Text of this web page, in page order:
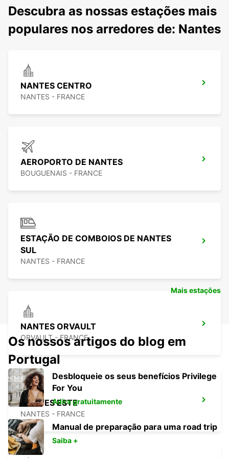
Descubra as nossas estações mais
populares nos arredores de: Nantes
NANTES CENTRO
NANTES - FRANCE
AEROPORTO DE NANTES
BOUGUENAIS - FRANCE
ESTAÇÃO DE COMBOIOS DE NANTES
SUL
NANTES - FRANCE
NANTES ORVAULT
ORVAULT - FRANCE
NANTES ESTE
NANTES - FRANCE
Mais estações
Os nossos artigos do blog em
Portugal
Desbloqueie os seus benefícios Privilege
For You
Adira gratuitamente
Manual de preparação para uma road trip
Saiba +